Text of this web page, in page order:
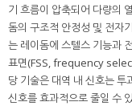
기 흐름이 압축되어 다량의
돔의 구조적 안정성 및 전자
는 레이돔에 스텔스 기능과
표면(FSS, frequency
당 기술은 대역 내 신호는
신호를 효과적으로 줄일 수